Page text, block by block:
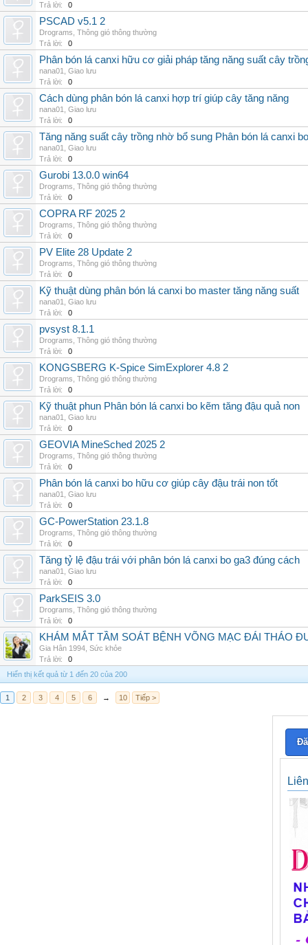
Trả lời:
0
PSCAD v5.1 2
Drograms Thông gió thông thường
Trả lời:
0
Phân bón lá canxi hữu cơ giải pháp tăng năng suất cây
nana01
Giao lưu
Trả lời:
0
Cách dùng phân bón lá canxi hợp trí giúp cây tăng năng
nana01
Giao lưu
Trả lời:
0
Tăng năng suất cây trồng nhờ bổ sung Phân bón lá canxi
nana01
Giao lưu
Trả lời:
0
Gurobi 13.0.0 win64
Drograms Thông gió thông thường
Trả lời:
0
COPRA RF 2025 2
Drograms Thông gió thông thường
Trả lời:
0
PV Elite 28 Update 2
Drograms Thông gió thông thường
Trả lời:
0
Kỹ thuật dùng phân bón lá canxi bo master tăng năng suất
nana01
Giao lưu
Trả lời:
0
pvsyst 8.1.1
Drograms Thông gió thông thường
Trả lời:
0
KONGSBERG K-Spice SimExplorer 4.8 2
Drograms Thông gió thông thường
Trả lời:
0
Kỹ thuật phun Phân bón lá canxi bo kẽm tăng đậu quả non
nana01
Giao lưu
Trả lời:
0
GEOVIA MineSched 2025 2
Drograms Thông gió thông thường
Trả lời:
0
Phân bón lá canxi bo hữu cơ giúp cây đậu trái non tốt
nana01
Giao lưu
Trả lời:
0
GC-PowerStation 23.1.8
Drograms Thông gió thông thường
Trả lời:
0
Tăng tỷ lệ đậu trái với phân bón lá canxi bo ga3 đúng cách
nana01
Giao lưu
Trả lời:
0
ParkSEIS 3.0
Drograms Thông gió thông thường
Trả lời:
0
KHÁM MẮT TẦM SOÁT BỆNH VÕNG MẠC ĐÁI THÁO
Gia Hân 1994 Sức khỏe
Trả lời:
0
Hiển thị kết quả từ 1 đến 20 của 200
1 2 3 4 5 6 → 10 Tiếp >